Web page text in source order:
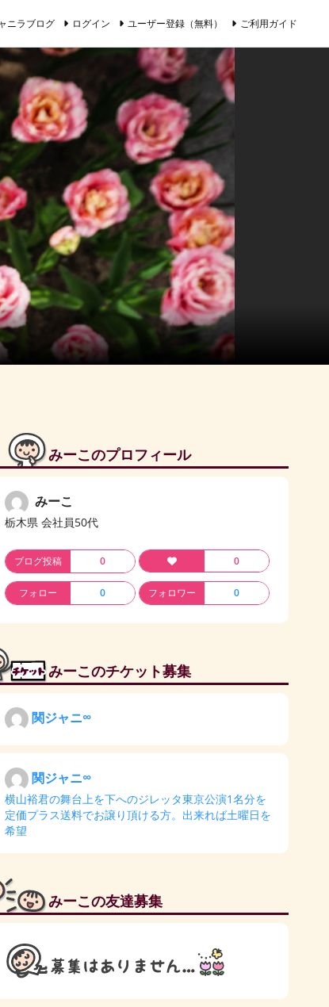
ニラブログ ログイン ユーザー登録（無料） ご利用ガイド
みーこのプロフィール
みーこ
栃木県 会社員50代
ブログ投稿 0 0
フォロー 0 フォロワー 0
みーこのチケット募集
関ジャニ∞
関ジャニ∞
横山裕君の舞台上を下へのジレッタ東京公演1名分を
定価プラス送料でお譲り頂ける方。出来れば土曜日を
希望
みーこの友達募集